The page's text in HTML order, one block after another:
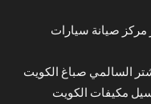
مركز صيانة سيارات
السالمي صباغ الكويت
مكيفات الكويت